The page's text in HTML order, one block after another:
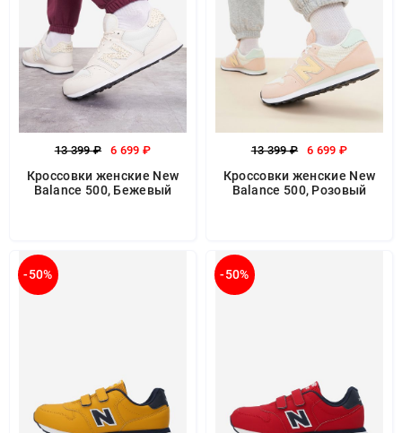
13 399 ₽ 6 699 ₽
Кроссовки женские New
Balance 500, Бежевый
13 399 ₽ 6 699 ₽
Кроссовки женские New
Balance 500, Розовый
-50% -50%